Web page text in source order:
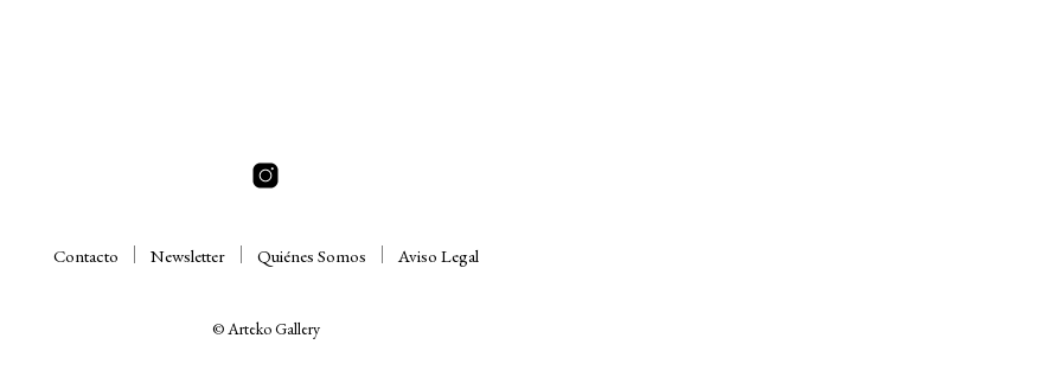
Contacto Newsletter Quiénes Somos Aviso Legal
© Arteko Gallery